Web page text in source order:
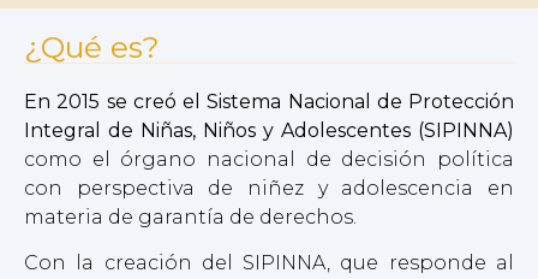
¿Qué es?
En 2015 se creó el Sistema Nacional de Protección
Integral de Niñas, Niños y Adolescentes (SIPINNA)
como el órgano nacional de decisión política
con perspectiva de niñez y adolescencia en
materia de garantía de derechos.
Con la creación del SIPINNA, que responde al